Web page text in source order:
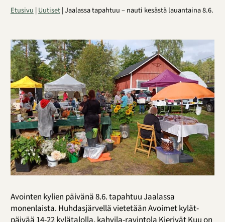
Etusivu|Uutiset|Jaalassa tapahtuu – nauti kesästä lauantaina 8.6.
Avointen kylien päivänä 8.6. tapahtuu Jaalassa
monenlaista. Huhdasjärvellä vietetään Avoimet kylät-